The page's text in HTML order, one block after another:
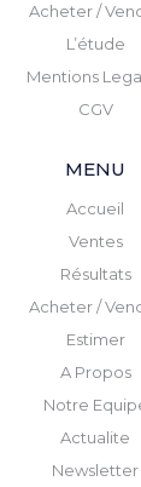
Acheter /
L’étude
Mentions
CGV
MENU
Accueil
Ventes
Résultats
Acheter /
Estimer
A Propos
Notre
Actualite
Newsletter